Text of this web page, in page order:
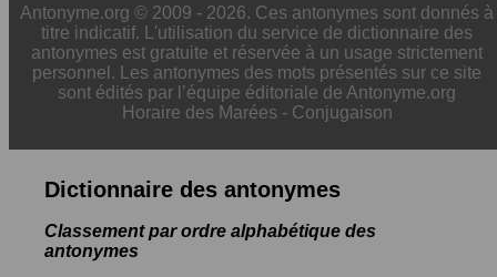
Antonyme.org © 2009 - 2026. Ces antonymes sont donnés à
titre indicatif. L'utilisation du service de dictionnaire des
antonymes est gratuite et réservée à un usage strictement
personnel. Les antonymes des mots présentés sur ce site
sont édités par l’équipe éditoriale de Antonyme.org
Horaire des Marées - Conjugaison
Dictionnaire des antonymes
Classement par ordre alphabétique des
antonymes